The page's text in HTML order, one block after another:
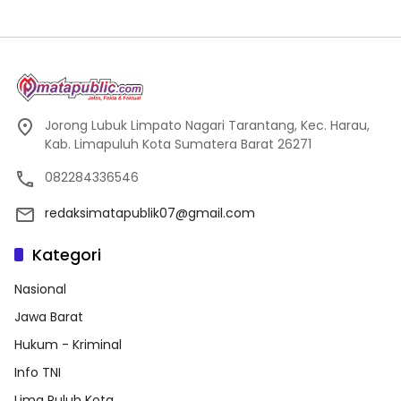
Jorong Lubuk Limpato Nagari Tarantang, Kec. Harau,
Kab. Limapuluh Kota Sumatera Barat 26271
082284336546
redaksimatapublik07@gmail.com
Kategori
Nasional
Jawa Barat
Hukum - Kriminal
Info TNI